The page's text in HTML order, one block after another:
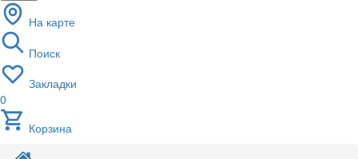
На карте
Поиск
Закладки
0
Корзина